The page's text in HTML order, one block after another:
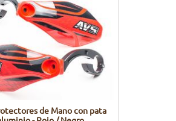
de Mano con pata